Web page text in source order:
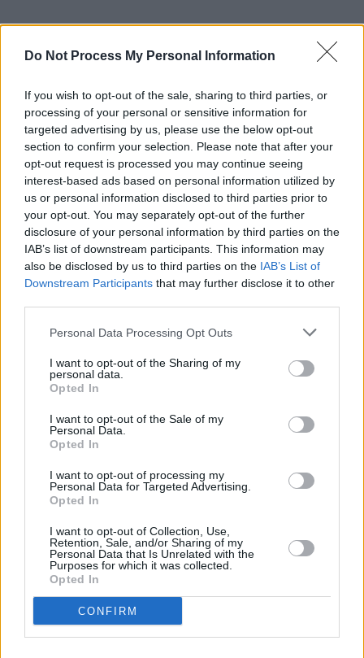
Do Not Process My Personal Information
If you wish to opt-out of the sale, sharing to third parties, or
processing of your personal or sensitive information for
targeted advertising by us, please use the below opt-out
section to confirm your selection. Please note that after your
opt-out request is processed you may continue seeing
interest-based ads based on personal information utilized by
us or personal information disclosed to third parties prior to
your opt-out. You may separately opt-out of the further
disclosure of your personal information by third parties on the
IAB’s list of downstream participants. This information may
also be disclosed by us to third parties on the IAB’s List of
Downstream Participants that may further disclose it to other
Personal Data Processing Opt Outs
I want to opt-out of the Sharing of my
personal data.
Opted In
I want to opt-out of the Sale of my
Personal Data.
Opted In
I want to opt-out of processing my
Personal Data for Targeted Advertising.
Opted In
I want to opt-out of Collection, Use,
Retention, Sale, and/or Sharing of my
Personal Data that Is Unrelated with the
Purposes for which it was collected.
Opted In
CONFIRM